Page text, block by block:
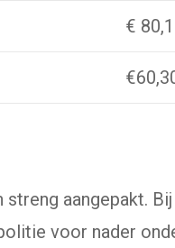
€
aangepakt.
voor nader